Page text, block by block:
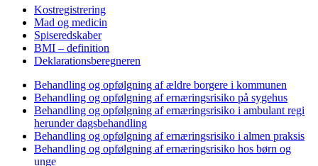
Kostregistrering
Mad og medicin
Spiseredskaber
BMI – definition
Deklarationsberegneren
Behandling og opfølgning af ældre borgere i kommunen
Behandling og opfølgning af ernæringsrisiko på sygehus
Behandling og opfølgning af ernæringsrisiko i ambulant regi
herunder dagsbehandling
Behandling og opfølgning af ernæringsrisiko i almen praksis
Behandling og opfølgning af ernæringsrisiko hos børn og
unge